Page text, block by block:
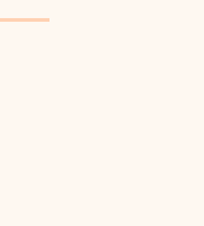
pour mieux
! Si vous êtes parents,